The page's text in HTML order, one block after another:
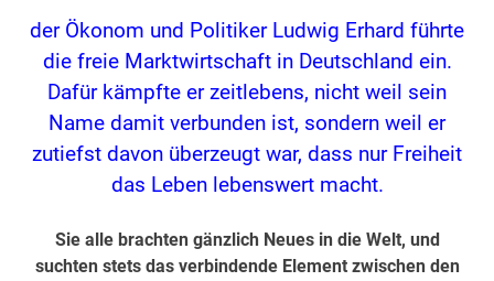
der Ökonom und Politiker Ludwig Erhard führte
die freie Marktwirtschaft in Deutschland ein.
Dafür kämpfte er zeitlebens, nicht weil sein
Name damit verbunden ist, sondern weil er
zutiefst davon überzeugt war, dass nur Freiheit
das Leben lebenswert macht.
Sie alle brachten gänzlich Neues in die Welt, und
suchten stets das verbindende Element zwischen den